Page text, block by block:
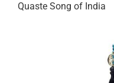
Quaste Song of India